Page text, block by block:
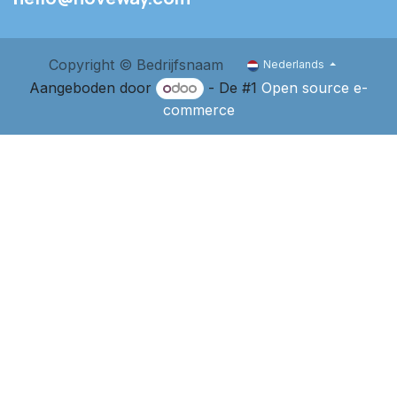
Copyright © Bedrijfsnaam Nederlands
Aangeboden door - De #1Open source e-
commerce